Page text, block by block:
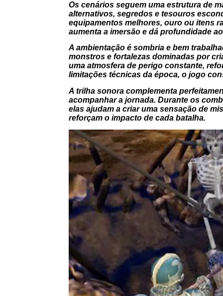
Os cenários seguem uma estrutura de
alternativos, segredos e tesouros
equipamentos melhores, ouro ou itens
aumenta a imersão e dá profundidade
A ambientação é sombria e bem
monstros e fortalezas dominadas por
uma atmosfera de perigo constante,
limitações técnicas da época, o jogo
A trilha sonora complementa
acompanhar a jornada. Durante os
elas ajudam a criar uma sensação de
reforçam o impacto de cada batalha.